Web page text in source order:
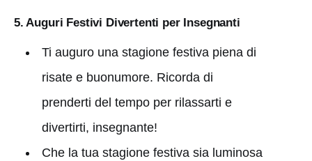
5. Auguri Festivi Divertenti per Insegnanti
Ti auguro una stagione festiva piena di
risate e buonumore. Ricorda di
prenderti del tempo per rilassarti e
divertirti, insegnante!
Che la tua stagione festiva sia luminosa